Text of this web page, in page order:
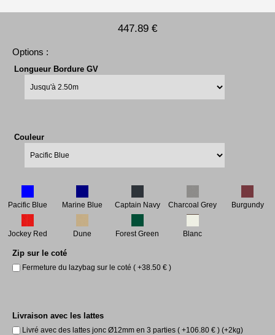
447.89 €
Options :
Longueur Bordure GV
Couleur
Pacific Blue Marine Blue Captain Navy Charcoal Grey Burgundy
Jockey Red Dune Forest Green Blanc
Zip sur le coté
Fermeture du lazybag sur le coté ( +38.50 € )
Livraison avec les lattes
Livré avec des lattes jonc Ø12mm en 3 parties ( +106.80 € ) (+2kg)